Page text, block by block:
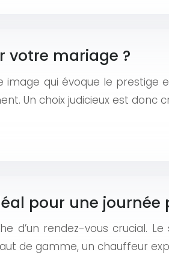
votre mariage ?
image qui évoque le
Un choix judicieux est donc
pour une journée
d’un rendez-vous crucial.
de gamme, un chauffeur